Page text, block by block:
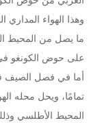
وهذا الهواء
ما يصل من المحيط
على حوض الكونغو
أما في فصل الصيف
تمامًا، ويحل محله
المحيط الأطلسي